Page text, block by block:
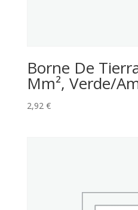
Borne De
Mm², Verde/
2,92 €